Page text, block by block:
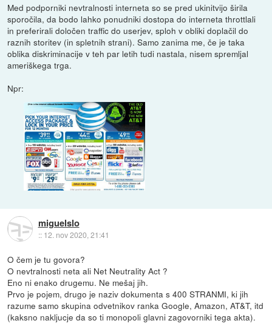
Med podporniki nevtralnosti interneta so se pred ukinitvijo širila
sporočila, da bodo lahko ponudniki dostopa do interneta throttlali
in preferirali določen traffic do userjev, sploh v obliki doplačil do
raznih storitev (in spletnih strani). Samo zanima me, če je taka
oblika diskriminacije v teh par letih tudi nastala, nisem spremljal
ameriškega trga.
Npr:
miguelslo
:: 12. nov 2020, 21:41
O čem je tu govora?
O nevtralnosti neta ali Net Neutrality Act ?
Eno ni enako drugemu. Ne mešaj jih.
Prvo je pojem, drugo je naziv dokumenta s 400 STRANMI, ki jih
razume samo skupina odvetnikov ranka Google, Amazon, AT&T, itd
(kaksno nakljucje da so ti monopoli glavni zagovorniki tega akta).